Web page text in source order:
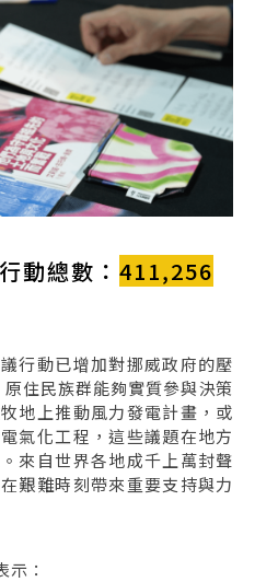
動總數： 411,256
行動已增加對挪威政府的壓
住民族群能夠實質參與決策
地上推動風力發電計畫，或
氣化工程，這些議題在地方
來自世界各地成千上萬封聲
艱難時刻帶來重要支持與力
示：